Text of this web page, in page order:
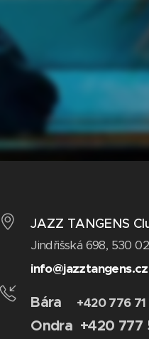
JAZZ TANGENS
Jindřišská 698, 530
Bára +420 776 71
Ondra +420